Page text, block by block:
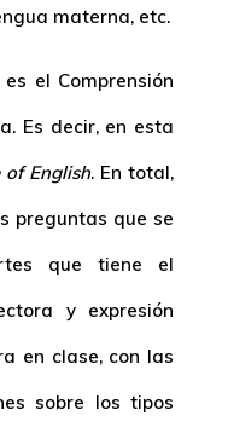
materna, etc.
el Comprensión
Es decir, en esta
of English. En total,
preguntas que se
que tiene el
y expresión
en clase, con las
sobre los tipos